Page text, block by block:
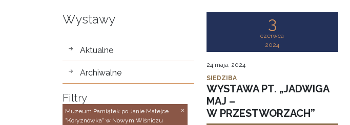
Wystawy
wystawy
Aktualne
Archiwalne
Filtry
Muzeum Pamiątek po Janie Matejce
"Koryznówka" w Nowym Wiśniczu
3
czerwca
2024
24 maja, 2024
SIEDZIBA
WYSTAWA PT. „JADWIGA
MAJ –
W PRZESTWORZACH”